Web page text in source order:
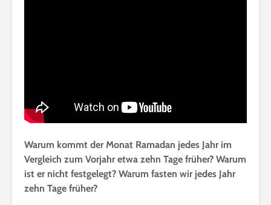
Warum kommt der Monat Ramadan jedes Jahr im
Vergleich zum Vorjahr etwa zehn Tage früher? Warum
ist er nicht festgelegt? Warum fasten wir jedes Jahr
zehn Tage früher?